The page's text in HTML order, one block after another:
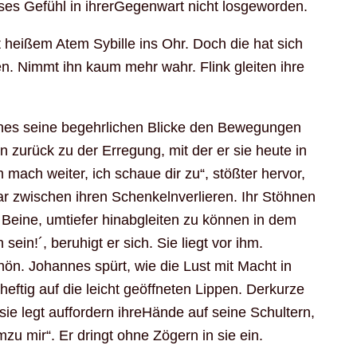
Gefühl in ihrerGegenwart nicht losgeworden.
Atem Sybille ins Ohr. Doch die hat sich
Nimmt ihn kaum mehr wahr. Flink gleiten ihre
seine begehrlichen Blicke den Bewegungen
zurück zu der Erregung, mit der er sie heute in
weiter, ich schaue dir zu“, stößter hervor,
zwischen ihren Schenkelnverlieren. Ihr Stöhnen
umtiefer hinabgleiten zu können in dem
beruhigt er sich. Sie liegt vor ihm.
Johannes spürt, wie die Lust mit Macht in
auf die leicht geöffneten Lippen. Derkurze
legt auffordern ihreHände auf seine Schultern,
mir“. Er dringt ohne Zögern in sie ein.